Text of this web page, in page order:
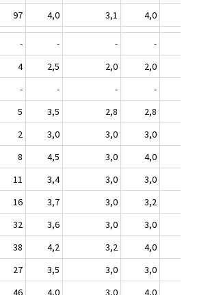
97 4,0 3,1 4,0
- - -
-
4 2,5 2,0
2,0
- - -
-
5 3,5 2,8
2,8
2 3,0 3,0
3,0
8 4,5 3,0
4,0
11 3,4 3,0
3,0
16 3,7 3,0
3,2
32 3,6 3,0
3,0
38 4,2 3,2
4,0
27 3,5 3,0
3,0
46 4,0 3,0 4,0